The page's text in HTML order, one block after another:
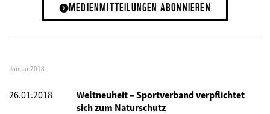
MEDIENMITTEILUNGEN ABONNIEREN
Januar 2018
26.01.2018
Weltneuheit – Sportverband verpflichtet
sich zum Naturschutz